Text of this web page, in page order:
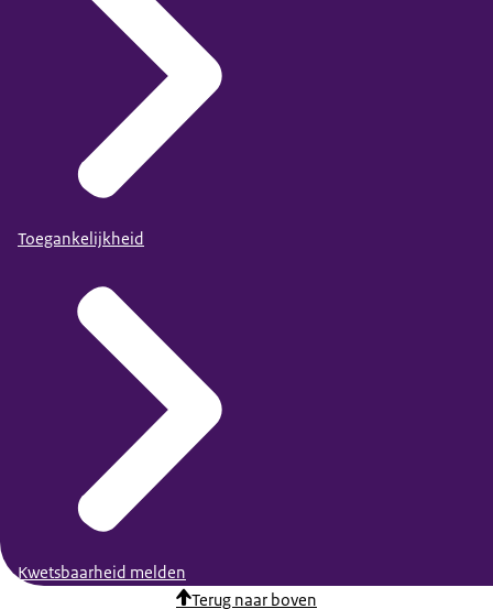
Toegankelijkheid
Kwetsbaarheid melden
Terug naar boven